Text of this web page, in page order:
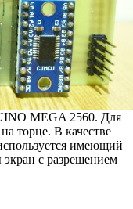
MEGA 2560. Для
торце. В качестве
имеющий
экран с разрешением